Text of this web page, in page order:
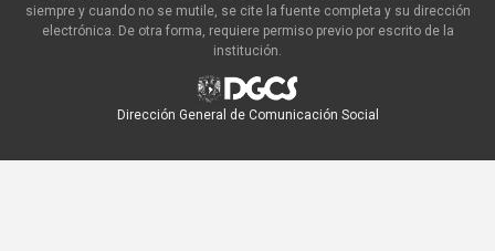
siempre y cuando no se mutile, se cite la fuente completa y su dirección
electrónica. De otra forma, requiere permiso previo por escrito de la
institución.
Dirección General de Comunicación Social